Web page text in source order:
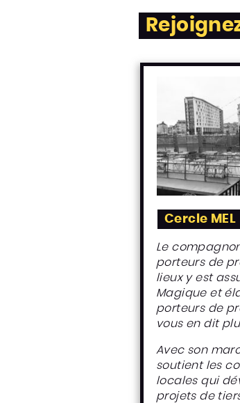
Cercle MEL
Le
porteurs de
lieux y est
Magique et
porteurs de
vous en dit
Avec son
soutient les
locales qui
projets de